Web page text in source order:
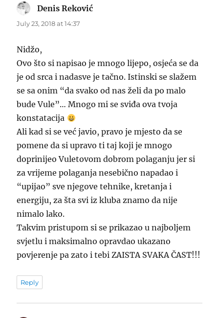
Denis Reković
July 23, 2018 at 14:37
Nidžo,
Ovo što si napisao je mnogo lijepo, osjeća se da
je od srca i nadasve je tačno. Istinski se slažem
se sa onim “da svako od nas želi da po malo
bude Vule”… Mnogo mi se sviđa ova tvoja
konstatacija
Ali kad si se već javio, pravo je mjesto da se
pomene da si upravo ti taj koji je mnogo
doprinijeo Vuletovom dobrom polaganju jer si
za vrijeme polaganja nesebično napadao i
“upijao” sve njegove tehnike, kretanja i
energiju, za šta svi iz kluba znamo da nije
nimalo lako.
Takvim pristupom si se prikazao u najboljem
svjetlu i maksimalno opravdao ukazano
povjerenje pa zato i tebi ZAISTA SVAKA ČAST!!!
Reply